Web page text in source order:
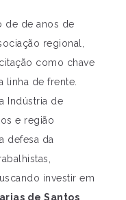
de de anos de
regional,
como chave
linha de frente.
Indústria de
e região
defesa da
investir em
de Santos